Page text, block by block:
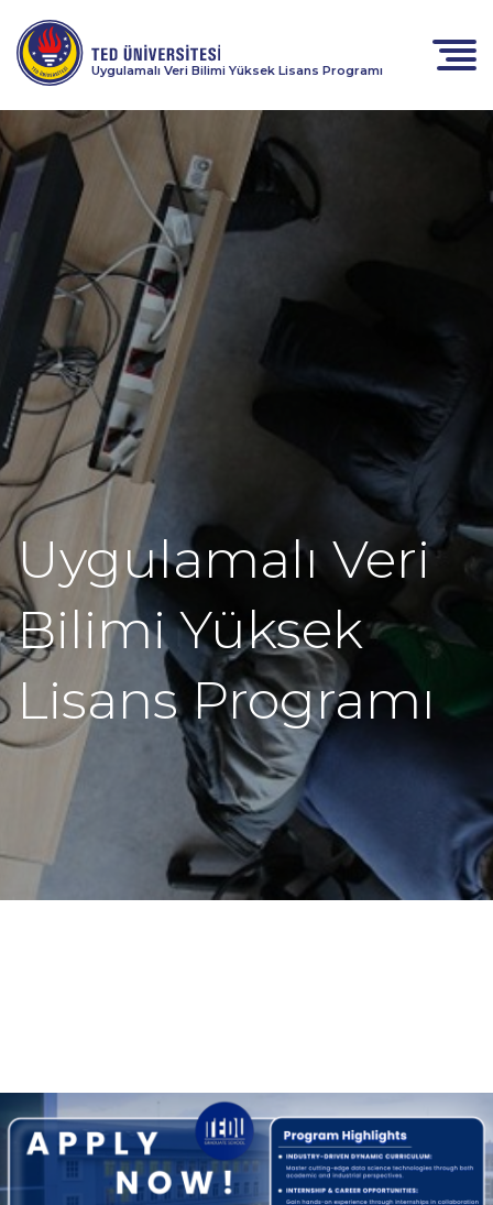
Uygulamalı Veri
Bilimi Yüksek
Lisans Programı
Uygulamalı Veri Bilimi Yüksek Lisans Programı